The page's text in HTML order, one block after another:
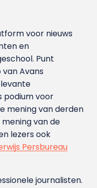
voor nieuws
en
Punt
Avans
podium voor
mening van derden
van de
lezers ook
Persbureau
journalisten.